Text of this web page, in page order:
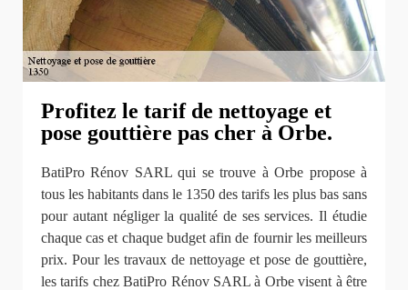
Profitez le tarif de nettoyage et
pose gouttière pas cher à Orbe.
BatiPro Rénov SARL qui se trouve à Orbe propose à
tous les habitants dans le 1350 des tarifs les plus bas sans
pour autant négliger la qualité de ses services. Il étudie
chaque cas et chaque budget afin de fournir les meilleurs
prix. Pour les travaux de nettoyage et pose de gouttière,
les tarifs chez BatiPro Rénov SARL à Orbe visent à être